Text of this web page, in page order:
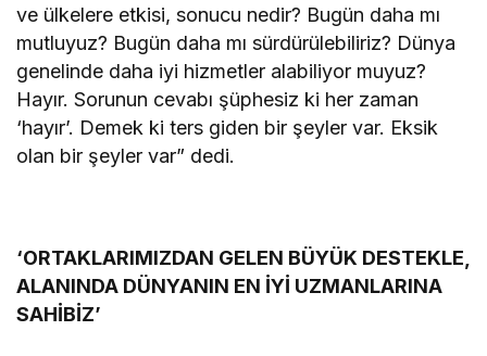
ve ülkelere etkisi, sonucu nedir? Bugün daha mı
mutluyuz? Bugün daha mı sürdürülebiliriz? Dünya
genelinde daha iyi hizmetler alabiliyor muyuz?
Hayır. Sorunun cevabı şüphesiz ki her zaman
‘hayır’. Demek ki ters giden bir şeyler var. Eksik
olan bir şeyler var” dedi.
‘ORTAKLARIMIZDAN GELEN BÜYÜK DESTEKLE,
ALANINDA DÜNYANIN EN İYİ UZMANLARINA
SAHİBİZ’